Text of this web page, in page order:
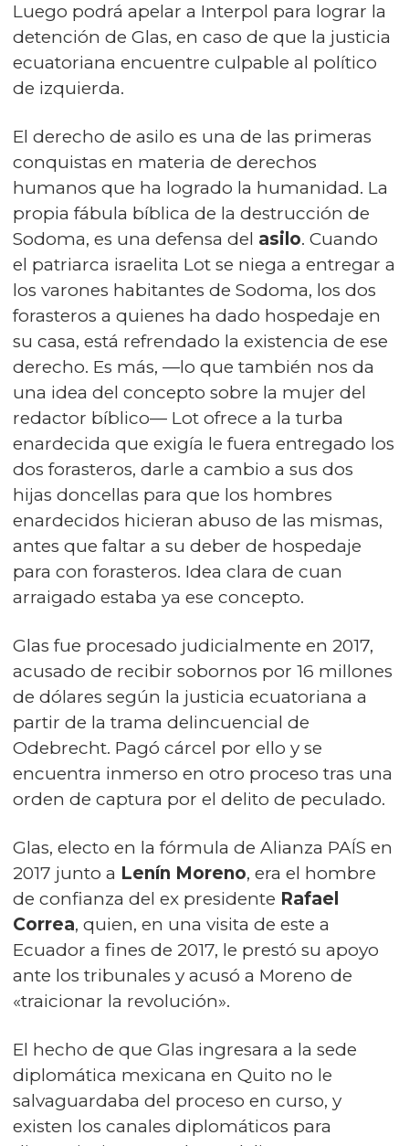
Luego podrá apelar a Interpol para lograr la
detención de Glas, en caso de que la justicia
ecuatoriana encuentre culpable al político
de izquierda.
El derecho de asilo es una de las primeras
conquistas en materia de derechos
humanos que ha logrado la humanidad. La
propia fábula bíblica de la destrucción de
Sodoma, es una defensa del asilo. Cuando
el patriarca israelita Lot se niega a entregar a
los varones habitantes de Sodoma, los dos
forasteros a quienes ha dado hospedaje en
su casa, está refrendado la existencia de ese
derecho. Es más, —lo que también nos da
una idea del concepto sobre la mujer del
redactor bíblico— Lot ofrece a la turba
enardecida que exigía le fuera entregado los
dos forasteros, darle a cambio a sus dos
hijas doncellas para que los hombres
enardecidos hicieran abuso de las mismas,
antes que faltar a su deber de hospedaje
para con forasteros. Idea clara de cuan
arraigado estaba ya ese concepto.
Glas fue procesado judicialmente en 2017,
acusado de recibir sobornos por 16 millones
de dólares según la justicia ecuatoriana a
partir de la trama delincuencial de
Odebrecht. Pagó cárcel por ello y se
encuentra inmerso en otro proceso tras una
orden de captura por el delito de peculado.
Glas, electo en la fórmula de Alianza PAÍS en
2017 junto a Lenín Moreno, era el hombre
de confianza del ex presidente Rafael
Correa, quien, en una visita de este a
Ecuador a fines de 2017, le prestó su apoyo
ante los tribunales y acusó a Moreno de
«traicionar la revolución».
El hecho de que Glas ingresara a la sede
diplomática mexicana en Quito no le
salvaguardaba del proceso en curso, y
existen los canales diplomáticos para